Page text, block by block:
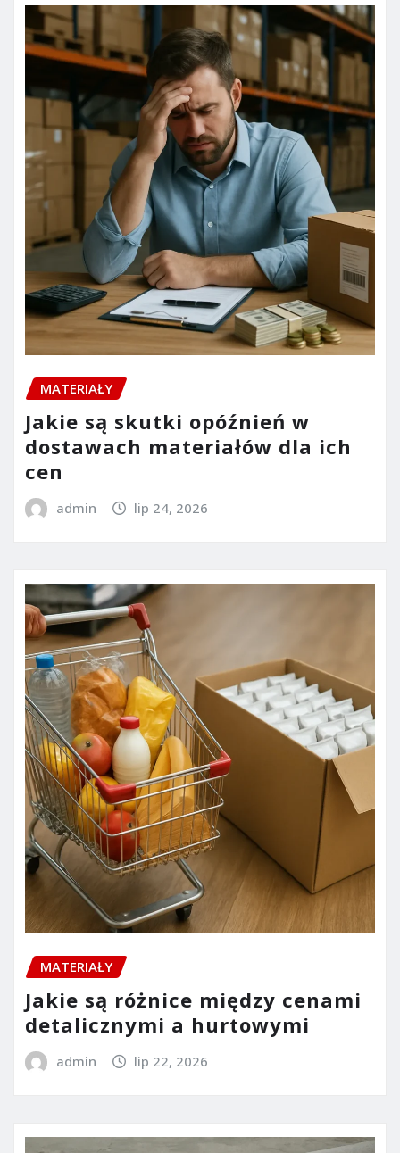
MATERIAŁY
Jakie są skutki opóźnień w
dostawach materiałów dla ich
cen
admin lip 24, 2026
MATERIAŁY
Jakie są różnice między cenami
detalicznymi a hurtowymi
admin lip 22, 2026